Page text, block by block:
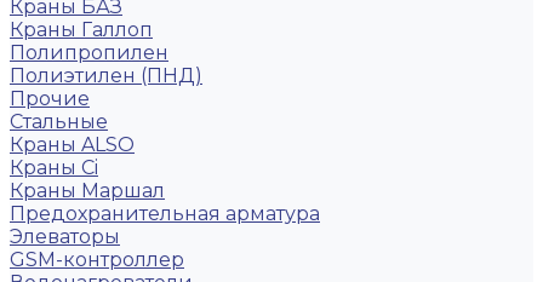
Краны БАЗ
Краны Галлоп
Полипропилен
Полиэтилен (ПНД)
Прочие
Стальные
Краны ALSO
Краны Ci
Краны Маршал
Предохранительная арматура
Элеваторы
GSM-контроллер